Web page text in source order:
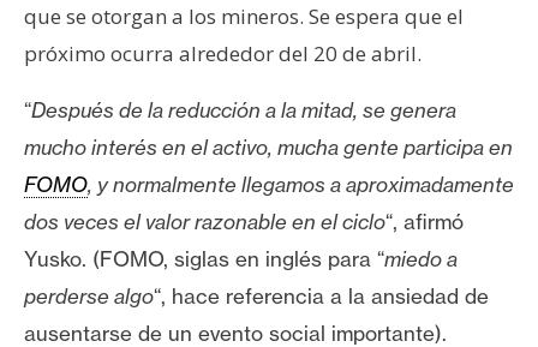
C
o
t
a
c
t
o
y
P
u
que se otorgan a los mineros. Se espera que el
próximo ocurra alrededor del 20 de abril.
“Después de la reducción a la mitad, se genera
mucho interés en el activo, mucha gente participa en
FOMO, y normalmente llegamos aaproximadamente
dos veces el valor razonable en elciclo“, afirmó
Yusko. (FOMO, siglas en inglés para “miedo a
perderse algo“, hace referencia a la ansiedad de
ausentarse de un evento social importante).